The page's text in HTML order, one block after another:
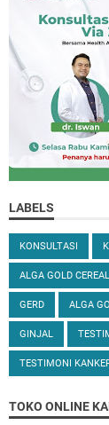
LABELS
KONSULTASI
ALGA GOLD CEREAL
GERD ALGA
GINJAL
TESTIMONI
TOKO ONLINE